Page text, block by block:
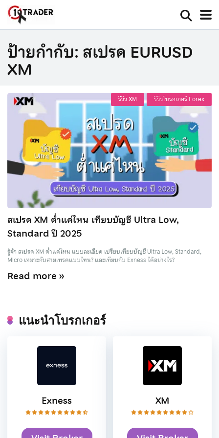
ป้ายกำกับ: สเปรด EURUSD
XM
รีวิว XM รีวิวโบรกเกอร์ Forex
สเปรด XM ต่ำแค่ไหน เทียบบัญชี Ultra Low,
Standard ปี 2025
รู้จัก สเปรด XM ต่ำแค่ไหน แบบละเอียด เปรียบเทียบบัญชี Ultra Low, Standard,
Micro เหมาะกับสายเทรดแบบไหน? และเทียบกับ Exness ได้อย่างไร?
Read more »
แนะนำโบรกเกอร์
Exness XM